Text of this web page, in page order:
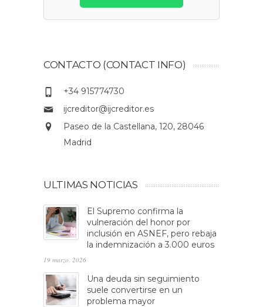
CONTACTO (CONTACT INFO)
+34 915774730
ijcreditor@ijcreditor.es
Paseo de la Castellana, 120, 28046
Madrid
ULTIMAS NOTICIAS
El Supremo confirma la
vulneración del honor por
inclusión en ASNEF, pero rebaja
la indemnización a 3.000 euros
19 marzo, 2026
Una deuda sin seguimiento
suele convertirse en un
problema mayor